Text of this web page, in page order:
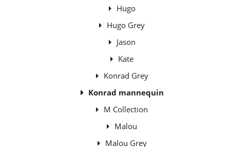
Hugo
Hugo Grey
Jason
Kate
Konrad Grey
Konrad mannequin
M Collection
Malou
Malou Grey